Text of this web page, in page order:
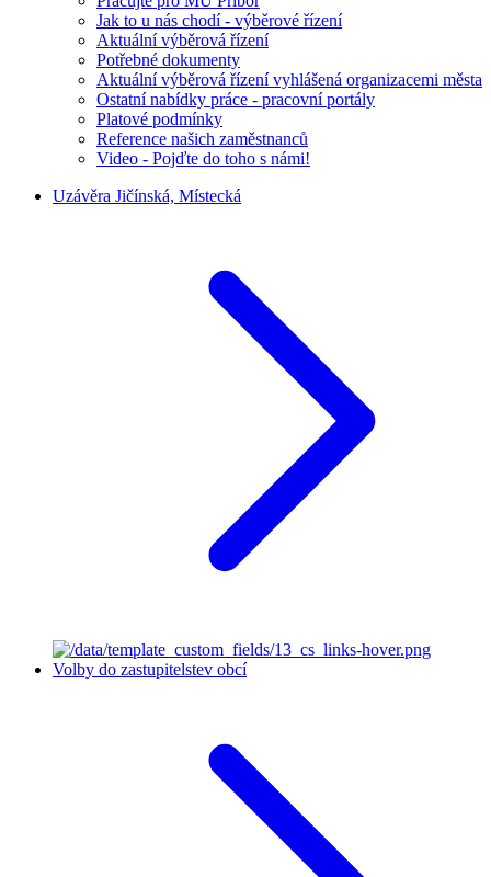
Jak to u nás chodí - výběrové řízení
Aktuální výběrová řízení
Potřebné dokumenty
Aktuální výběrová řízení vyhlášená organizacemi města
Ostatní nabídky práce - pracovní portály
Platové podmínky
Reference našich zaměstnanců
Video - Pojďte do toho s námi!
Uzávěra Jičínská, Místecká
Volby do zastupitelstev obcí